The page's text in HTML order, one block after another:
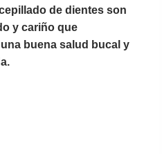
de dientes son
y cariño que
buena salud bucal y